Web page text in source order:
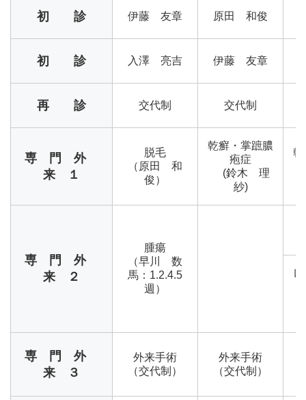
初 診 伊藤 友章 原田 和俊
初 診 入澤 亮吉 伊藤 友章
再 診 交代制 交代制
専 門 外
来 １
脱毛
（原田 和
俊）
乾癬・掌蹠膿
疱症
(鈴木 理
紗)
乾
専 門 外
来 ２
腫瘍
（早川 数
馬：1.2.4.5
週）
専 門 外
来 ３
外来手術
（交代制）
外来手術
（交代制）